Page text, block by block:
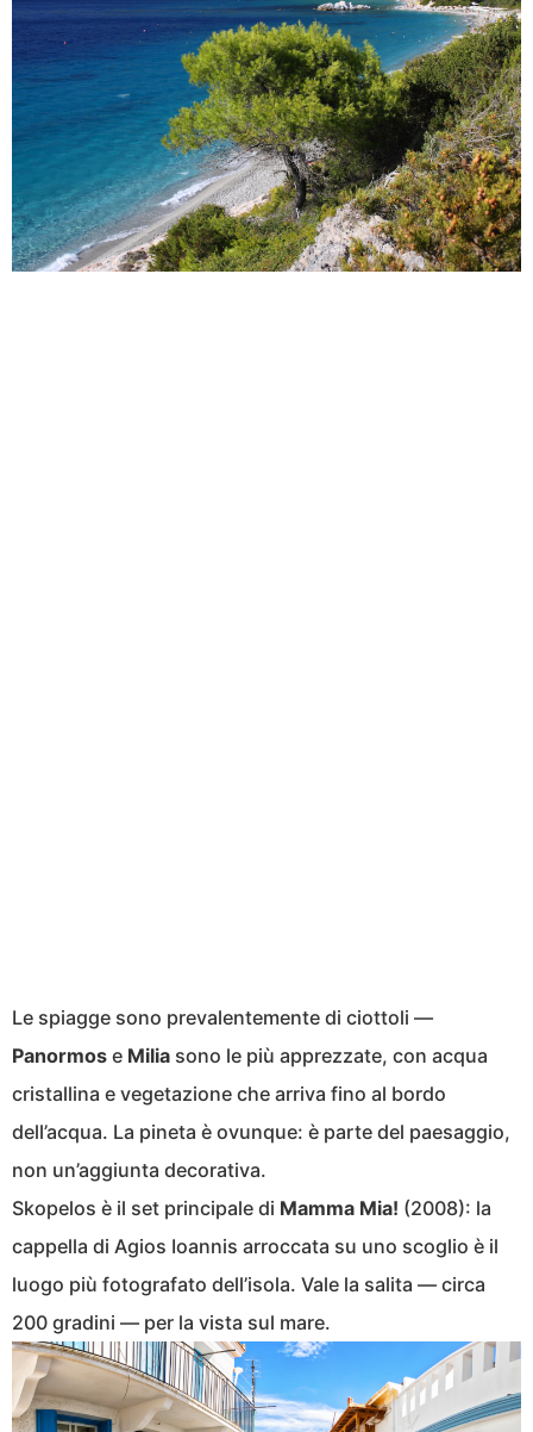
Le spiagge sono prevalentemente di ciottoli —
Panormos e Milia sono le più apprezzate, con acqua
cristallina e vegetazione che arriva fino al bordo
dell’acqua. La pineta è ovunque: è parte del paesaggio,
non un’aggiunta decorativa.
Skopelos è il set principale di Mamma Mia! (2008): la
cappella di Agios Ioannis arroccata su uno scoglio è il
luogo più fotografato dell’isola. Vale la salita — circa
200 gradini — per la vista sul mare.